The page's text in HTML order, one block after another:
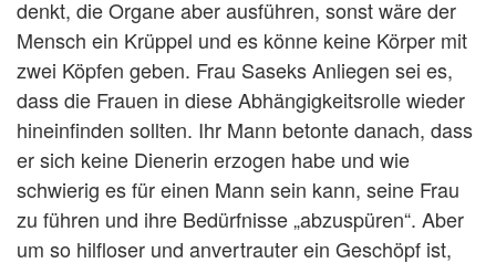
denkt, die Organe aber ausführen, sonst wäre der
Mensch ein Krüppel und es könne keine Körper mit
zwei Köpfen geben. Frau Saseks Anliegen sei es,
dass die Frauen in diese Abhängigkeitsrolle wieder
hineinfinden sollten. Ihr Mann betonte danach, dass
er sich keine Dienerin erzogen habe und wie
schwierig es für einen Mann sein kann, seine Frau
zu führen und ihre Bedürfnisse „abzuspüren“. Aber
um so hilfloser und anvertrauter ein Geschöpf ist,